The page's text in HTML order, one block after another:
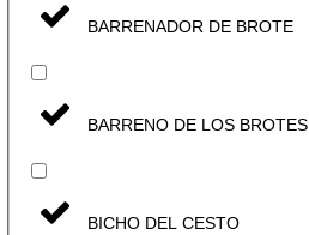
BARRENADOR DE BROTE
BARRENO DE LOS BROTES
BICHO DEL CESTO